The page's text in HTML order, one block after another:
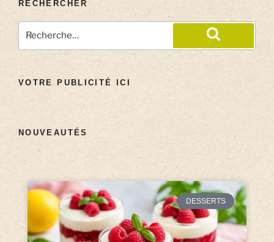
RECHERCHER
VOTRE PUBLICITÉ ICI
NOUVEAUTÉS
DESSERTS